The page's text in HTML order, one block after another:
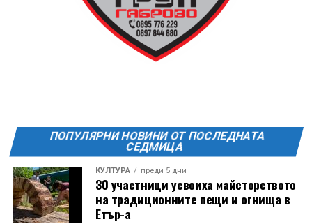
ПОПУЛЯРНИ НОВИНИ ОТ ПОСЛЕДНАТА
СЕДМИЦА
КУЛТУРА преди 5 дни
30 участници усвоиха майсторството
на традиционните пещи и огнища в
Етър-а